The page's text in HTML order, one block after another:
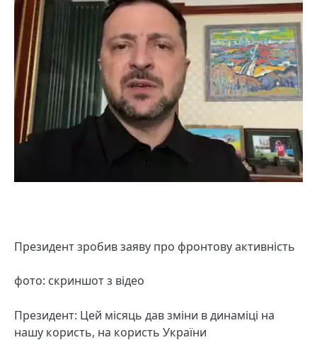
Президент зробив заяву про фронтову активність
фото: скриншот з відео
Президент: Цей місяць дав зміни в динаміці на
нашу користь, на користь України